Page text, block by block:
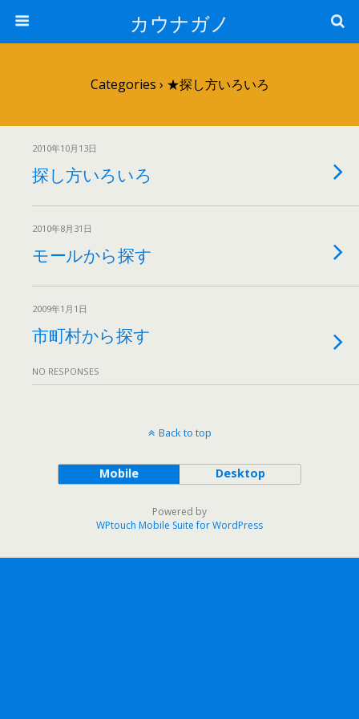
カウナガノ
Categories › ★探し方いろいろ
2010年10月13日
探し方いろいろ
2010年8月31日
モールから探す
2009年1月1日
市町村から探す
NO RESPONSES
Back to top
Mobile Desktop
Powered by
WPtouch Mobile Suite for WordPress